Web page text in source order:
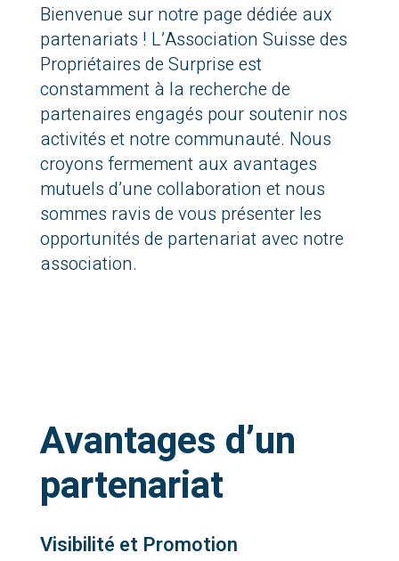
Bienvenue sur notre page dédiée aux
partenariats ! L’Association Suisse des
Propriétaires de Surprise est
constamment à la recherche de
partenaires engagés pour soutenir nos
activités et notre communauté. Nous
croyons fermement aux avantages
mutuels d’une collaboration et nous
sommes ravis de vous présenter les
opportunités de partenariat avec notre
association.
Avantages d’un
partenariat
Visibilité et Promotion